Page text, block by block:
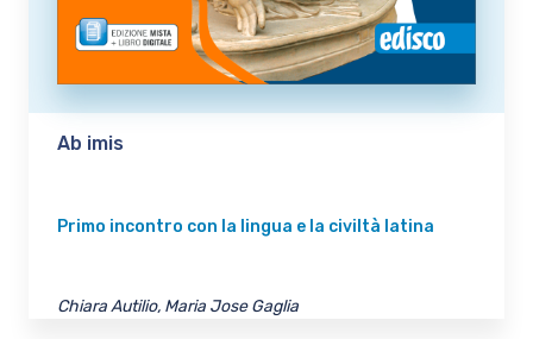
Ab imis
Primo incontro con la lingua e la civiltà latina
Chiara Autilio, Maria Jose Gaglia